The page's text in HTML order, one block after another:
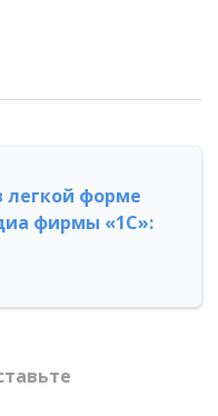
легкой форме
фирмы «1С»: